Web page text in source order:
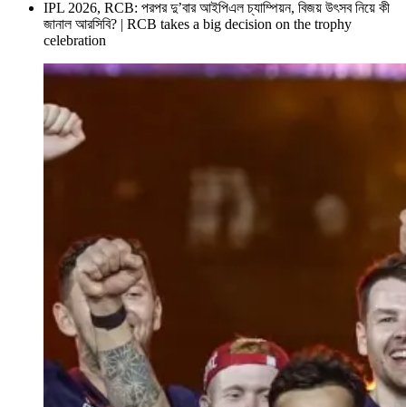
IPL 2026, RCB: পরপর দু’বার আইপিএল চ্যাম্পিয়ন, বিজয় উৎসব নিয়ে কী
জানাল আরসিবি? | RCB takes a big decision on the trophy
celebration